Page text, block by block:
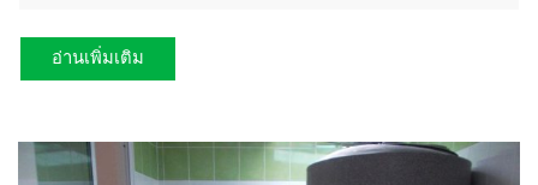
อ่านเพิ่มเติม